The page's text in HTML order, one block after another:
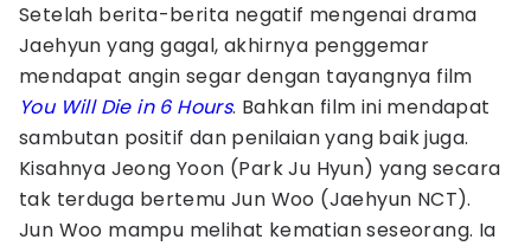
Setelah berita-berita negatif mengenai drama
Jaehyun yang gagal, akhirnya penggemar
mendapat angin segar dengan tayangnya film
You Will Die in 6 Hours. Bahkan film ini mendapat
sambutan positif dan penilaian yang baik juga.
Kisahnya Jeong Yoon (Park Ju Hyun) yang secara
tak terduga bertemu Jun Woo (Jaehyun NCT).
Jun Woo mampu melihat kematian seseorang. Ia